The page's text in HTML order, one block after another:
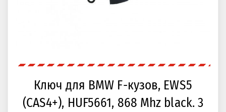
Ключ для BMW F-кузов, EWS5
(CAS4+), HUF5661, 868 Mhz black. 3